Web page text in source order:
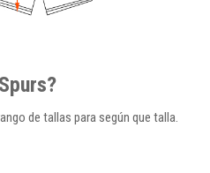
de tallas para según que talla.